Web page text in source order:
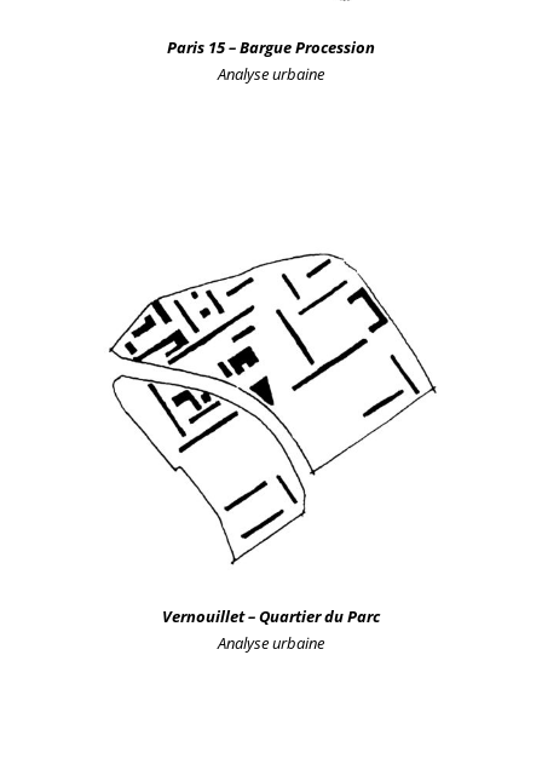
Paris 15– Bargue Procession
Analyse urbaine
Vernouillet – Quartier du Parc
Analyse urbaine